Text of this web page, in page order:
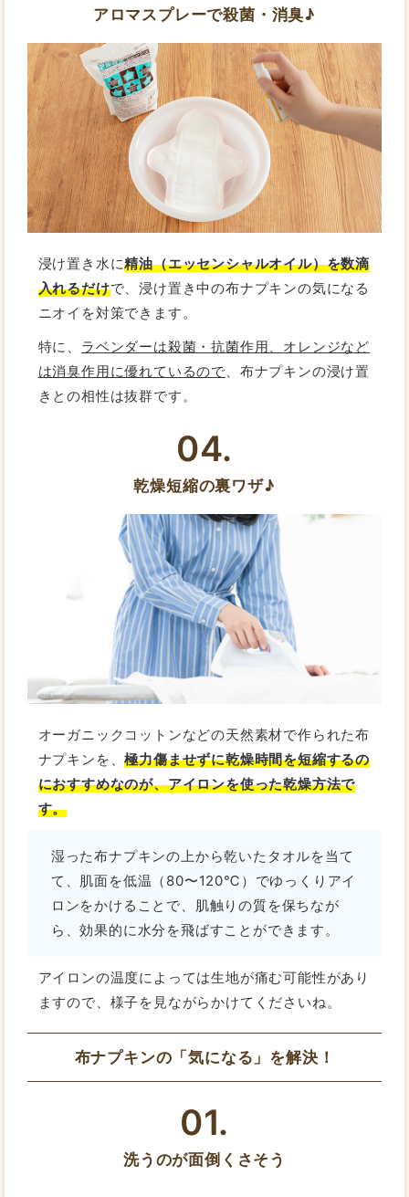
アロマスプレーで殺菌・消臭♪
浸け置き水に精油（エッセンシャルオイル）を数滴
入れるだけで、浸け置き中の布ナプキンの気になる
ニオイを対策できます。
特に、 ラベンダーは殺菌・抗菌作用、オレンジなど
は消臭作用に優れているので、布ナプキンの浸け置
きとの相性は抜群です。
04.
乾燥短縮の裏ワザ♪
オーガニックコットンなどの天然素材で作られた布
ナプキンを、極力傷ませずに乾燥時間を短縮するの
におすすめなのが、アイロンを使った乾燥方法で
す。
湿った布ナプキンの上から乾いたタオルを当て
て、肌面を低温（80〜120℃）でゆっくりアイ
ロンをかけることで、肌触りの質を保ちなが
ら、効果的に水分を飛ばすことができます。
アイロンの温度によっては生地が痛む可能性があり
ますので、様子を見ながらかけてくださいね。
布ナプキンの「気になる」を解決！
01.
洗うのが面倒くさそう